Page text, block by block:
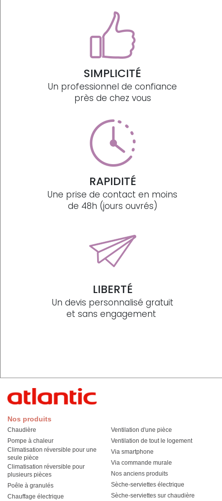
SIMPLICITÉ
Un professionnel de confiance
près de chez vous
RAPIDITÉ
Une prise de contact en moins
de 48h (jours ouvrés)
LIBERTÉ
Un devis personnalisé gratuit
et sans engagement
Nos produits
Chaudière
Pompe à chaleur
Climatisation réversible pour une
seule pièce
Climatisation réversible pour
plusieurs pièces
Poêle à granulés
Chauffage électrique
Ventilation d'une pièce
Ventilation de tout le logement
Via smartphone
Via commande murale
Nos anciens produits
Sèche-serviettes électrique
Sèche-serviettes sur chaudière